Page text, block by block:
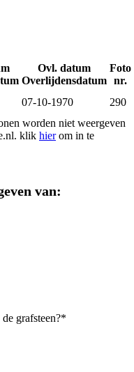
Ovl. datum
Overlijdensdatum
Foto
nr.
07-10-1970
290
worden niet weergeven
klik hierom in te
van:
grafsteen?*